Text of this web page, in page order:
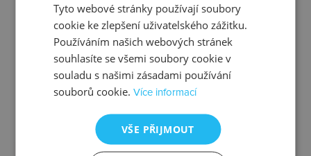
Kontrola Výměna
Tyto webové stránky používají soubory
cookie ke zlepšení uživatelského zážitku.
Používáním našich webových stránek
souhlasíte se všemi soubory cookie v
souladu s našimi zásadami používání
souborů cookie.Více informací
VŠE PŘIJMOUT